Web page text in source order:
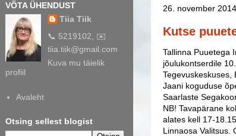
26. november 2014
Kutse
Tallinna Puuetega
jõulukontserdile
Tegevuskeskuses,
Jaani koguduse
Saarlaste
NB! Tavapärane
alates kell 17-
Linnaosa Valitsus.
VÕTA ÜHENDUST
Tiia Tiik
📞 5219102, ✉️
tiia.tiik@gmail.com
Kuva mu täielik
profiil
Avaleht
Otsing sellest blogist